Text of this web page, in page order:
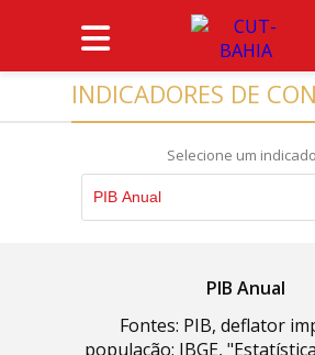
INDICADORES DE
Selecione um
PIB Anual
PIB Anual
Fontes: PIB, deflator
população: IBGE,